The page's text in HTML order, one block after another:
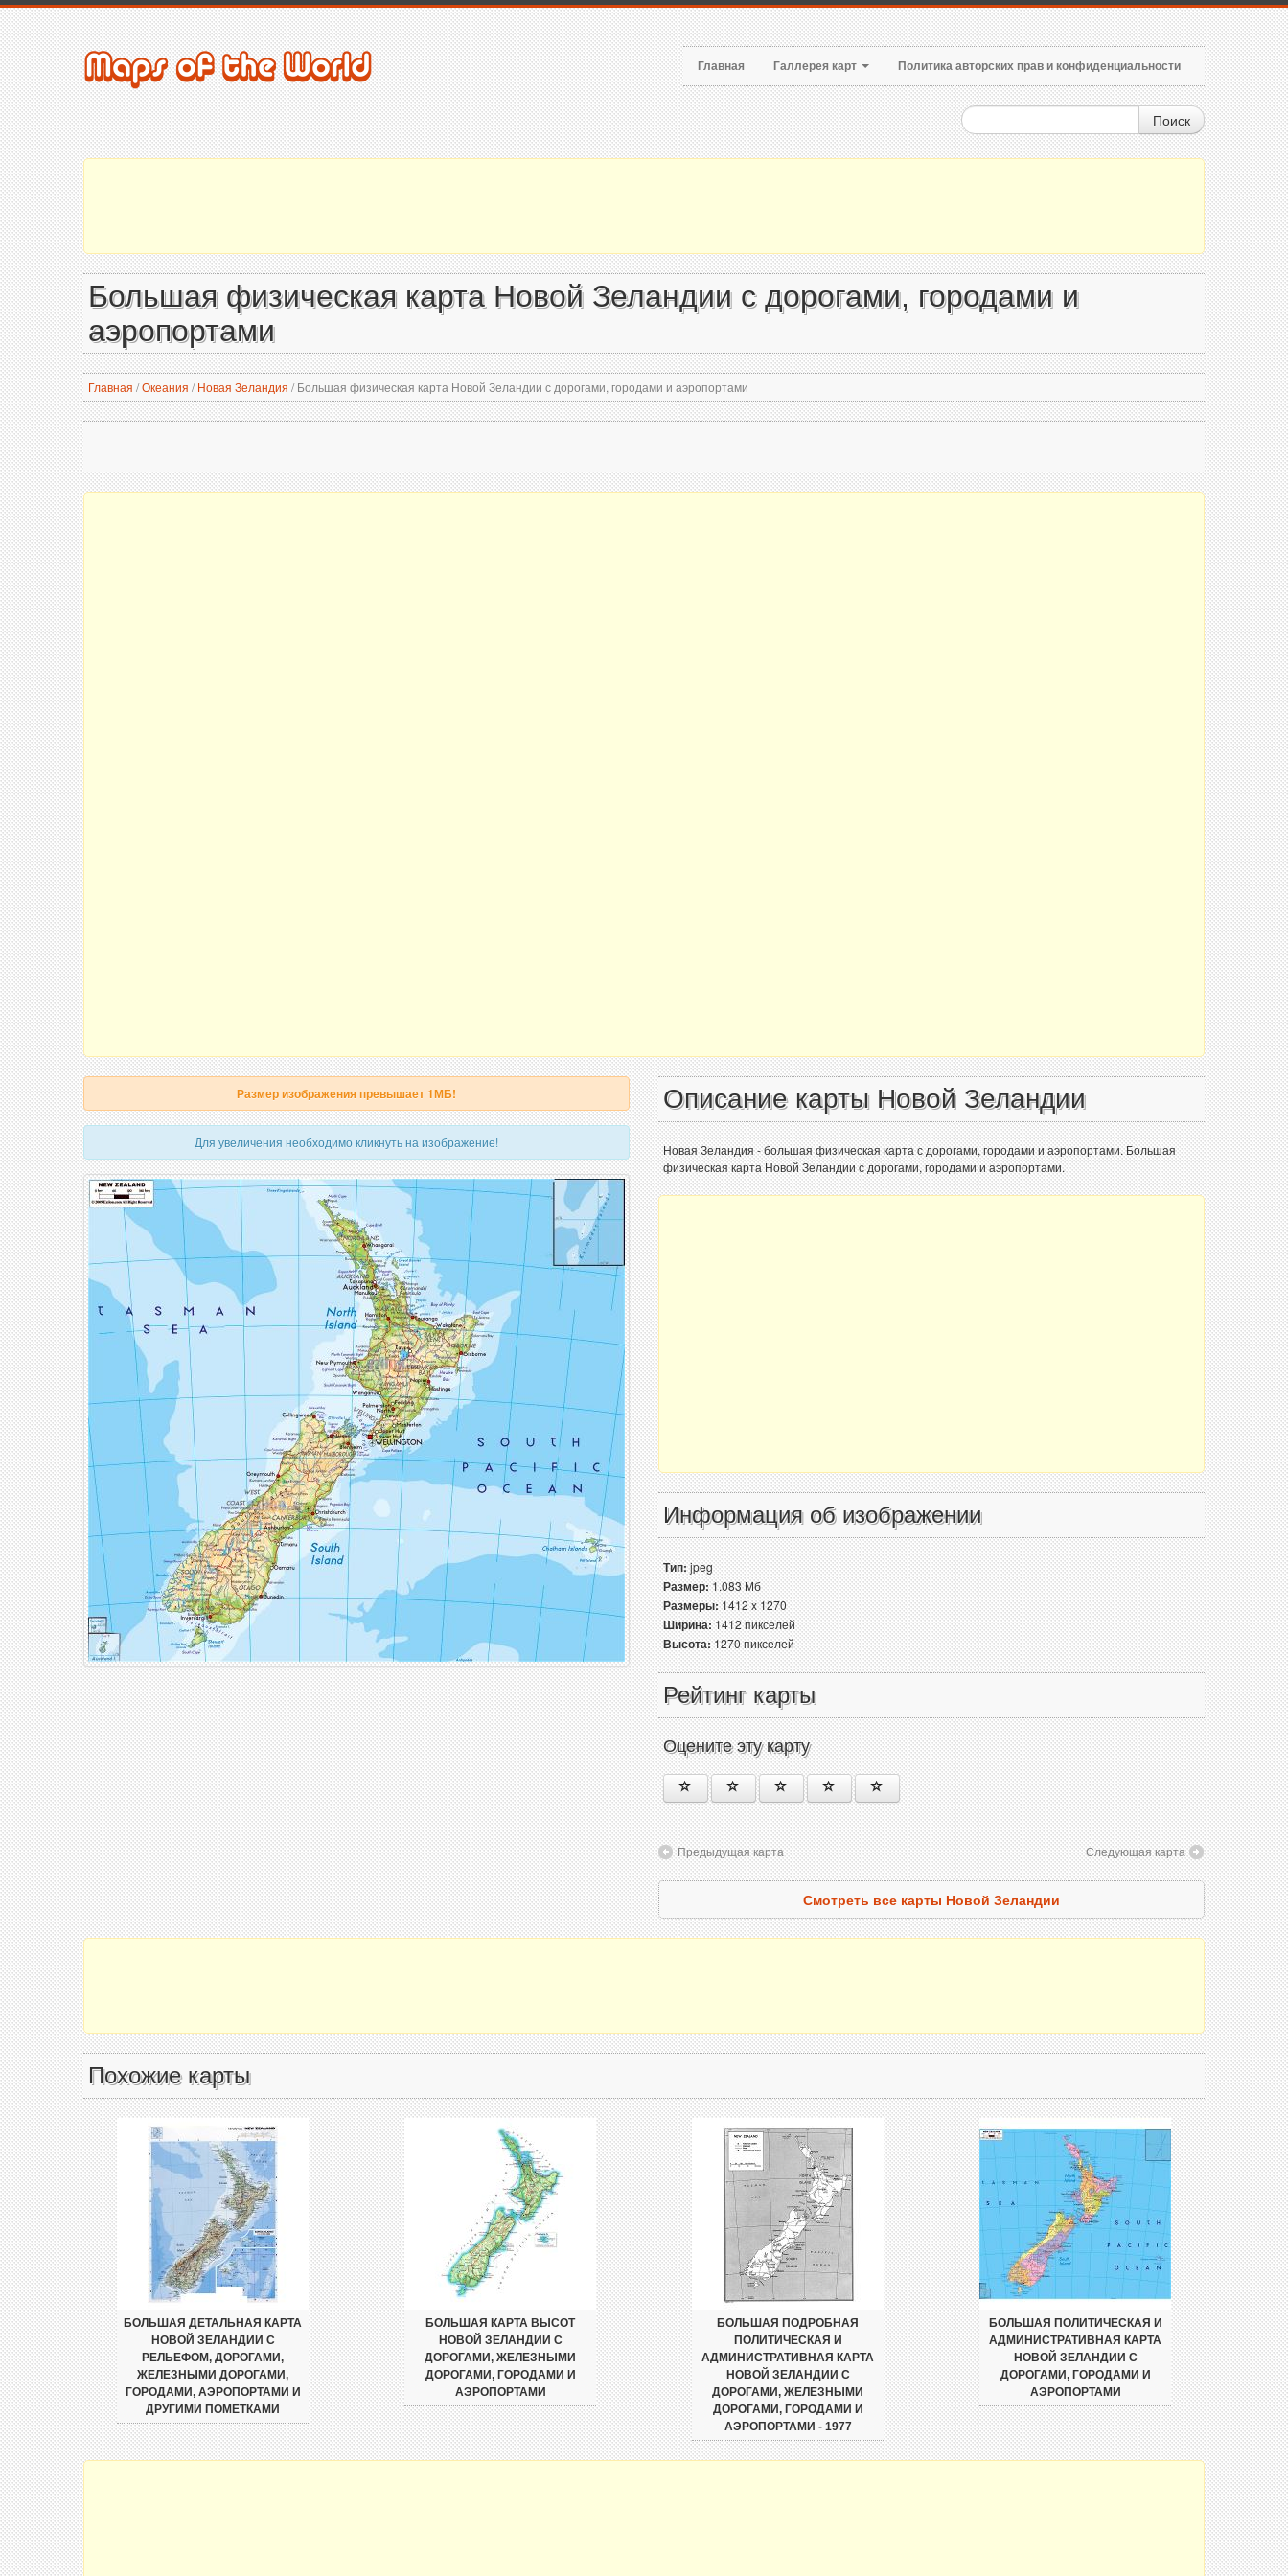
Главная Галлерея карт Политика авторских прав и конфиденциальности
Поиск
Большая физическая карта Новой Зеландии с дорогами, городами и
аэропортами
Главная /Океания / Новая Зеландия /Большая физическая карта Новой Зеландии с дорогами, городами и аэропортами
Размер изображения превышает 1МБ!
Для увеличения необходимо кликнуть на изображение!
Описание карты Новой Зеландии
Новая Зеландия - большая физическая карта с дорогами, городами и аэропортами. Большая
физическая карта Новой Зеландии с дорогами, городами и аэропортами.
Информация об изображении
Тип:jpeg
Размер:1.083 Мб
Размеры:1412 x 1270
Ширина:1412 пикселей
Высота:1270 пикселей
Рейтинг карты
Оцените эту карту
Предыдущая карта Следующая карта
Смотреть все карты Новой Зеландии
Похожие карты
БОЛЬШАЯ ДЕТАЛЬНАЯ КАРТА
НОВОЙ ЗЕЛАНДИИ С
РЕЛЬЕФОМ, ДОРОГАМИ,
ЖЕЛЕЗНЫМИ ДОРОГАМИ,
ГОРОДАМИ, АЭРОПОРТАМИ И
ДРУГИМИ ПОМЕТКАМИ
БОЛЬШАЯ КАРТА ВЫСОТ
НОВОЙ ЗЕЛАНДИИ С
ДОРОГАМИ, ЖЕЛЕЗНЫМИ
ДОРОГАМИ, ГОРОДАМИ И
АЭРОПОРТАМИ
БОЛЬШАЯ ПОДРОБНАЯ
ПОЛИТИЧЕСКАЯ И
АДМИНИСТРАТИВНАЯ КАРТА
НОВОЙ ЗЕЛАНДИИ С
ДОРОГАМИ, ЖЕЛЕЗНЫМИ
ДОРОГАМИ, ГОРОДАМИ И
АЭРОПОРТАМИ - 1977
БОЛЬШАЯ ПОЛИТИЧЕСКАЯ И
АДМИНИСТРАТИВНАЯ КАРТА
НОВОЙ ЗЕЛАНДИИ С
ДОРОГАМИ, ГОРОДАМИ И
АЭРОПОРТАМИ